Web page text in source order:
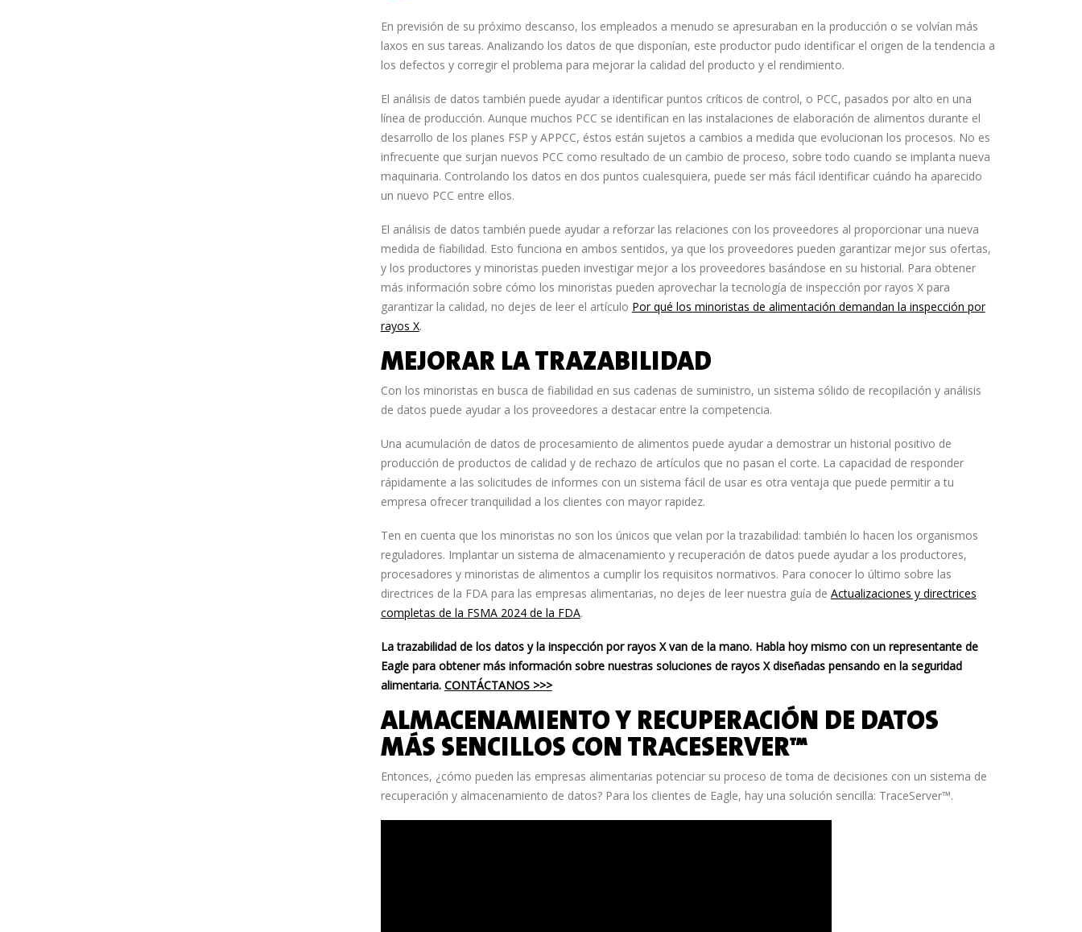
En previsión de su próximo descanso, los empleados a menudo se apresuraban en la producción o se volvían más
laxos en sus tareas. Analizando los datos de que disponían, este productor pudo identificar el origen de la tendencia a
los defectos y corregir el problema para mejorar la calidad del producto y el rendimiento.
El análisis de datos también puede ayudar a identificar puntos críticos de control, o PCC, pasados por alto en una
línea de producción. Aunque muchos PCC se identifican en las instalaciones de elaboración de alimentos durante el
desarrollo de los planes FSP y APPCC, éstos están sujetos a cambios a medida que evolucionan los procesos. No es
infrecuente que surjan nuevos PCC como resultado de un cambio de proceso, sobre todo cuando se implanta nueva
maquinaria. Controlando los datos en dos puntos cualesquiera, puede ser más fácil identificar cuándo ha aparecido
un nuevo PCC entre ellos.
El análisis de datos también puede ayudar a reforzar las relaciones con los proveedores al proporcionar una nueva
medida de fiabilidad. Esto funciona en ambos sentidos, ya que los proveedores pueden garantizar mejor sus ofertas,
y los productores y minoristas pueden investigar mejor a los proveedores basándose en su historial. Para obtener
más información sobre cómo los minoristas pueden aprovechar la tecnología de inspección por rayos X para
garantizar la calidad, no dejes de leer el artículo Por qué los minoristas de alimentación demandan la inspección por
rayos X.
MEJORAR LA TRAZABILIDAD
Con los minoristas en busca de fiabilidad en sus cadenas de suministro, un sistema sólido de recopilación y análisis
de datos puede ayudar a los proveedores a destacar entre la competencia.
Una acumulación de datos de procesamiento de alimentos puede ayudar a demostrar un historial positivo de
producción de productos de calidad y de rechazo de artículos que no pasan el corte. La capacidad de responder
rápidamente a las solicitudes de informes con un sistema fácil de usar es otra ventaja que puede permitir a tu
empresa ofrecer tranquilidad a los clientes con mayor rapidez.
Ten en cuenta que los minoristas no son los únicos que velan por la trazabilidad: también lo hacen los organismos
reguladores. Implantar un sistema de almacenamiento y recuperación de datos puede ayudar a los productores,
procesadores y minoristas de alimentos a cumplir los requisitos normativos. Para conocer lo último sobre las
directrices de la FDA para las empresas alimentarias, no dejes de leer nuestra guía de Actualizaciones y directrices
completas de la FSMA 2024 de la FDA.
La trazabilidad de los datos y la inspección por rayos X van de la mano. Habla hoy mismo con un representante de
Eagle para obtener más información sobre nuestras soluciones de rayos X diseñadas pensando en la seguridad
alimentaria. CONTÁCTANOS >>>
ALMACENAMIENTO Y RECUPERACIÓN DE DATOS
MÁS SENCILLOS CON TRACESERVER™
Entonces, ¿cómo pueden las empresas alimentarias potenciar su proceso de toma de decisiones con un sistema de
recuperación y almacenamiento de datos? Para los clientes de Eagle, hay una solución sencilla: TraceServer™.